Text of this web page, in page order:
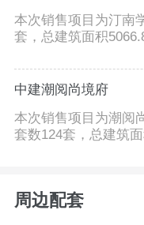
本次销售项目为汀南
套，总建筑面积
中建潮阅尚境府
本次销售项目为潮阅
套数124套，总建筑
周边配套